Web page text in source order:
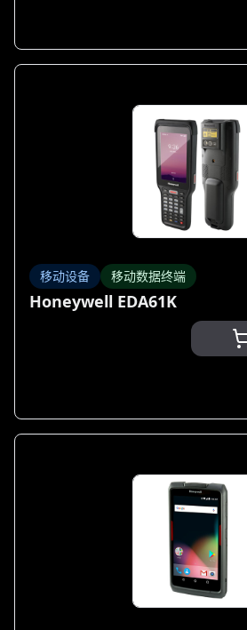
移动设备 移动数据终端
Honeywell EDA61K